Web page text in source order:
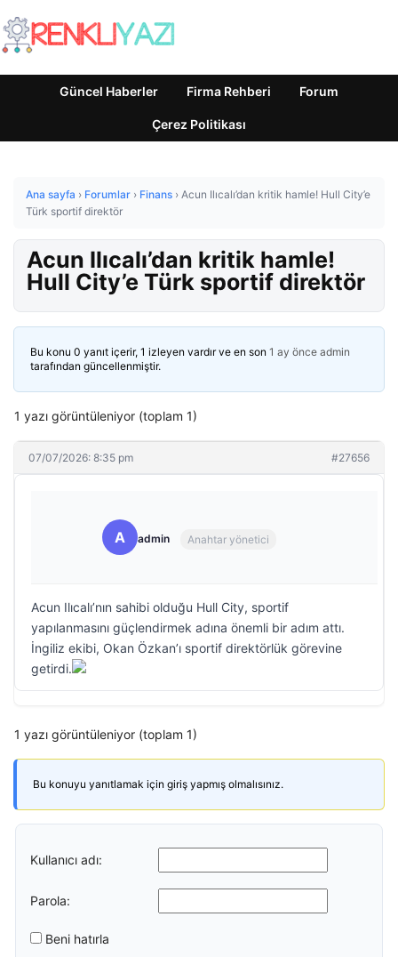
Güncel Haberler Firma Rehberi Forum
Çerez Politikası
Ana sayfa › Forumlar › Finans › Acun Ilıcalı’dan kritik hamle! Hull City’e
Türk sportif direktör
Acun Ilıcalı’dan kritik hamle!
Hull City’e Türk sportif direktör
Bu konu 0 yanıt içerir, 1 izleyen vardır ve en son 1 ay önce admin
tarafından güncellenmiştir.
1 yazı görüntüleniyor (toplam 1)
07/07/2026: 8:35 pm #27656
A admin Anahtar yönetici
Acun Ilıcalı’nın sahibi olduğu Hull City, sportif
yapılanmasını güçlendirmek adına önemli bir adım attı.
İngiliz ekibi, Okan Özkan’ı sportif direktörlük görevine
getirdi.
1 yazı görüntüleniyor (toplam 1)
Bu konuyu yanıtlamak için giriş yapmış olmalısınız.
Kullanıcı adı:
Parola:
Beni hatırla